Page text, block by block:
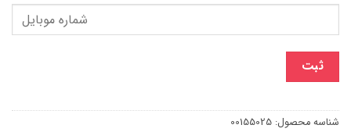
ثبت
شناسه محصول: 00155025